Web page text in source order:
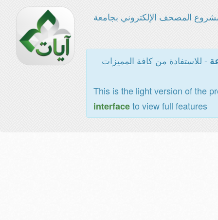
المصحف الإلكتروني بجامعة
- للاستفادة من كافة المميزات
This is the light version of the
interfaceto view full features